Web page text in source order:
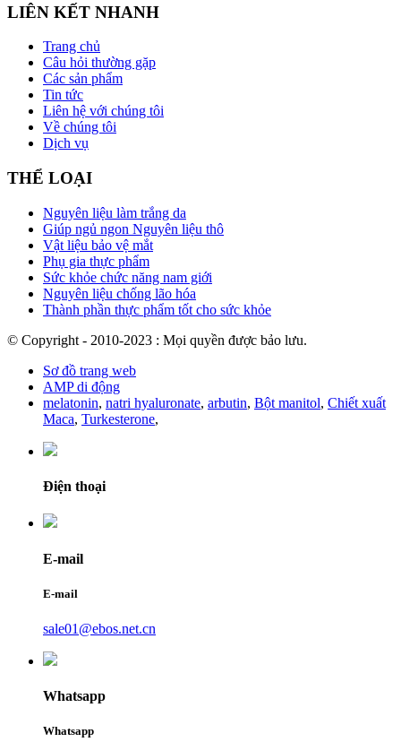
LIÊN KẾT NHANH
Trang chủ
Câu hỏi thường gặp
Các sản phẩm
Tin tức
Liên hệ với chúng tôi
Về chúng tôi
Dịch vụ
THỂ LOẠI
Nguyên liệu làm trắng da
Giúp ngủ ngon Nguyên liệu thô
Vật liệu bảo vệ mắt
Phụ gia thực phẩm
Sức khỏe chức năng nam giới
Nguyên liệu chống lão hóa
Thành phần thực phẩm tốt cho sức khỏe
© Copyright - 2010-2023 : Mọi quyền được bảo lưu.
Sơ đồ trang web
AMP di động
melatonin, natri hyaluronate, arbutin, Bột manitol, Chiết xuất
Maca, Turkesterone,
Điện thoại
E-mail
E-mail
sale01@ebos.net.cn
Whatsapp
Whatsapp